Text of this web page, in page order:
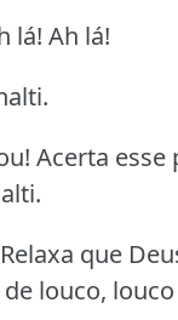
lá! Ah lá!
Acerta esse
que
louco,